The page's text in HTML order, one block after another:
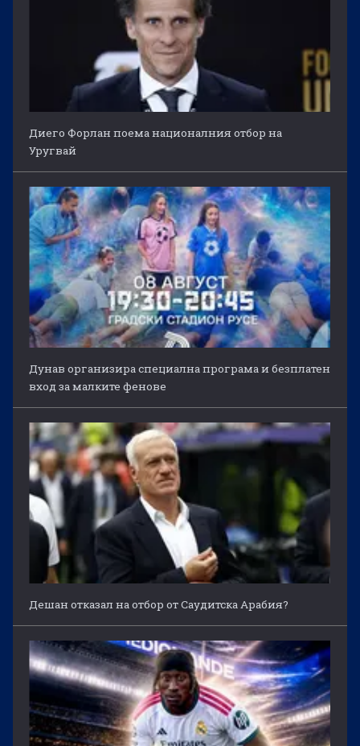
Диего Форлан поема националния отбор на
Уругвай
Дунав организира специална програма и безплатен
вход за малките фенове
Дешан отказал на отбор от Саудитска Арабия?